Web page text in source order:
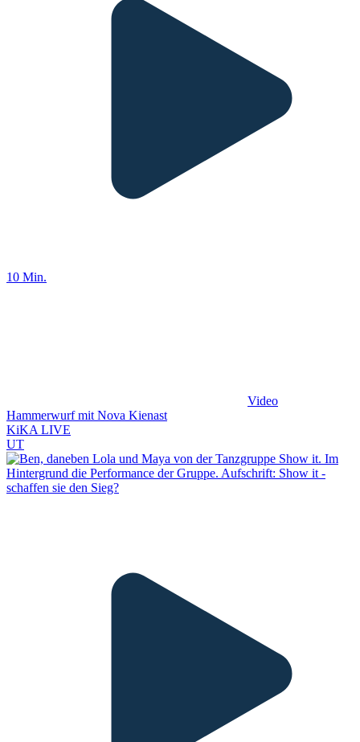
10 Min.
Video
Hammerwurf mit Nova Kienast
KiKA LIVE
UT